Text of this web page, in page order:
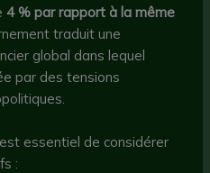
4 % par rapport à la même
traduit une
global dans lequel
par des tensions
essentiel de considérer
: